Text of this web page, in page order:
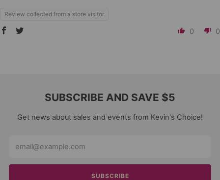
Review collected from a store visitor
0 0
SUBSCRIBE AND SAVE $5
Get news about sales and events from Kevin's Choice!
SUBSCRIBE